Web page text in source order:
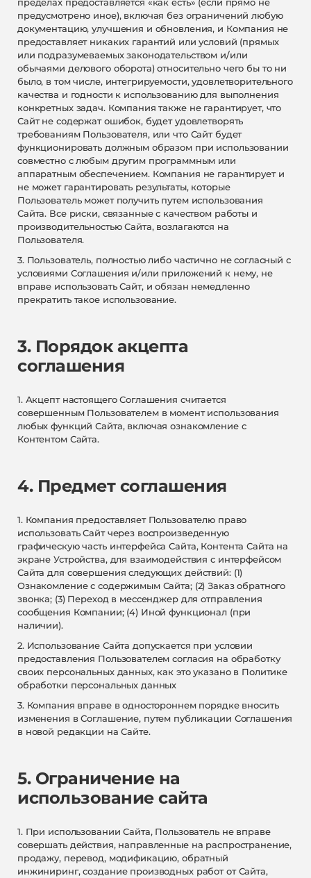
предусмотрено иное), включая без ограничений любую
документацию, улучшения и обновления, и Компания не
предоставляет никаких гарантий или условий (прямых
или подразумеваемых законодательством и/или
обычаями делового оборота) относительно чего бы то ни
было, в том числе, интегрируемости, удовлетворительного
качества и годности к использованию для выполнения
конкретных задач. Компания также не гарантирует, что
Сайт не содержат ошибок, будет удовлетворять
требованиям Пользователя, или что Сайт будет
функционировать должным образом при использовании
совместно с любым другим программным или
аппаратным обеспечением. Компания не гарантирует и
не может гарантировать результаты, которые
Пользователь может получить путем использования
Сайта. Все риски, связанные с качеством работы и
производительностью Сайта, возлагаются на
Пользователя.
3. Пользователь, полностью либо частично не согласный с
условиями Соглашения и/или приложений к нему, не
вправе использовать Сайт, и обязан немедленно
прекратить такое использование.
3. Порядок акцепта
соглашения
1. Акцепт настоящего Соглашения считается
совершенным Пользователем в момент использования
любых функций Сайта, включая ознакомление с
Контентом Сайта.
4. Предмет соглашения
1. Компания предоставляет Пользователю право
использовать Сайт через воспроизведенную
графическую часть интерфейса Сайта, Контента Сайта на
экране Устройства, для взаимодействия с интерфейсом
Сайта для совершения следующих действий: (1)
Ознакомление с содержимым Сайта; (2) Заказ обратного
звонка; (3) Переход в мессенджер для отправления
сообщения Компании; (4) Иной функционал (при
наличии).
2. Использование Сайта допускается при условии
предоставления Пользователем согласия на обработку
своих персональных данных, как это указано в Политике
обработки персональных данных
3. Компания вправе в одностороннем порядке вносить
изменения в Соглашение, путем публикации Соглашения
в новой редакции на Сайте.
5. Ограничение на
использование сайта
1. При использовании Сайта, Пользователь не вправе
совершать действия, направленные на распространение,
продажу, перевод, модификацию, обратный
инжиниринг, создание производных работ от Сайта,